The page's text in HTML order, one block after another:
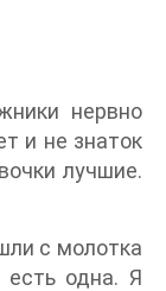
нервно
и не знаток
лучшие.
с молотка
одна. Я